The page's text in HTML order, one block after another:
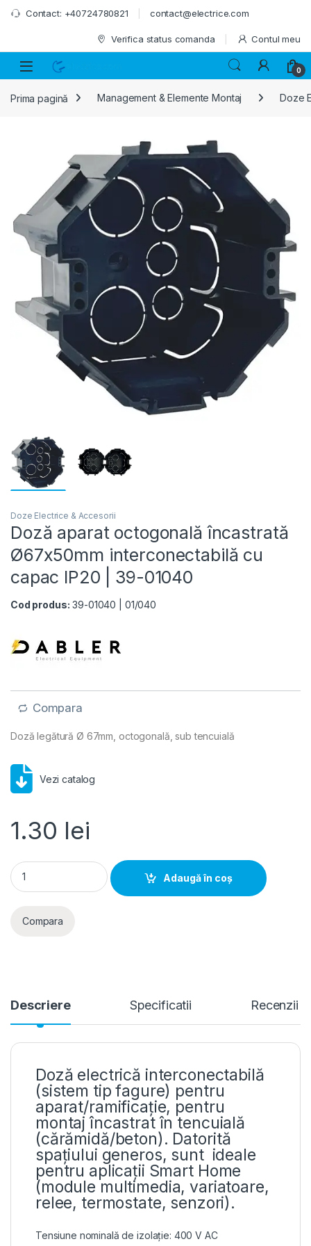
Skip to navigation
Skip to content
Contact: +40724780821 contact@electrice.com
Verifica status comanda Contul meu
0
Prima pagină Management & Elemente Montaj Doze
Doze Electrice & Accesorii
Doză aparat octogonală încastrată
Ø67x50mm interconectabilă cu
capac IP20 | 39-01040
Cod produs: 39-01040 | 01/040
Compara
Doză legătură Ø 67mm, octogonală, sub tencuială
Vezi catalog
1.30 lei
Doză aparat octogonală încastrată Ø67x50mm
Adaugă în coș
Compara
Descriere Specificatii Recenzii
Doză electrică interconectabilă
(sistem tip fagure) pentru
aparat/ramificație, pentru
montaj încastrat în tencuială
(cărămidă/beton). Datorită
spațiului generos, sunt ideale
pentru aplicații Smart Home
(module multimedia, variatoare,
relee, termostate, senzori).
Tensiune nominală de izolație: 400 V AC